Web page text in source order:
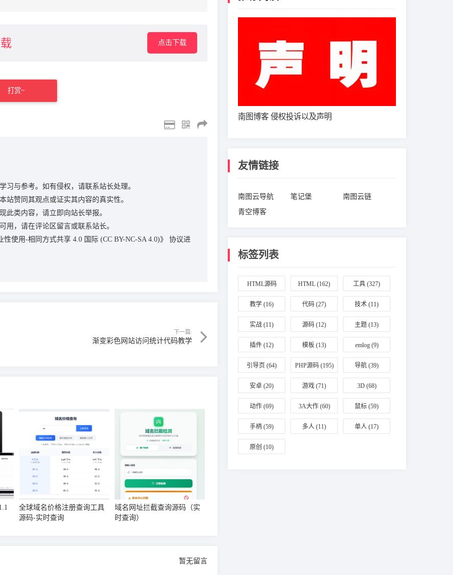
点击下载
打赏~
习与参考。如有侵权，请联系站长处理。
站赞同其观点或证实其内容的真实性。
此类内容，请立即向站长举报。
用，请在评论区留言或联系站长。
性使用-相同方式共享 4.0 国际 (CC BY-NC-SA 4.0)》
协议进
下一篇:
渐变彩色网站访问统计代码教学
全球域名价格注册查询工具
源码-实时查询
域名网址拦截查询源码（实
时查询）
暂无留言
南图博客 侵权投诉以及声明
友情链接
南图云导航 笔记堡
南图云链
青空博客
标签列表
HTML源码
(164)
HTML (162) 工具 (327)
教学 (16) 代码 (27) 技术 (11)
实战 (11) 源码 (12) 主题 (13)
插件 (12) 模板 (13) emlog(9)
引导页 (64) PHP源码(195) 导航 (39)
安卓 (20) 游戏 (71) 3D(68)
动作 (69) 3A大作(60) 鼠标 (59)
手柄 (59) 多人 (11) 单人 (17)
原创 (10)